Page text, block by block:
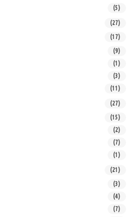
(5)
(27)
(17)
(9)
(1)
(3)
(11)
(27)
(15)
(2)
(7)
(1)
(21)
(3)
(4)
(7)